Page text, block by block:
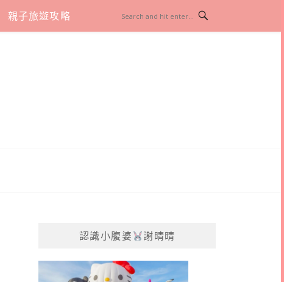
親子旅遊攻略
認識小腹婆 謝晴晴